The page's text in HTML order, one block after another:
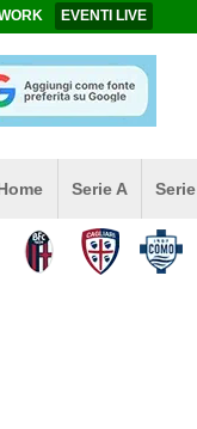
EVENTI LIVE
Serie A